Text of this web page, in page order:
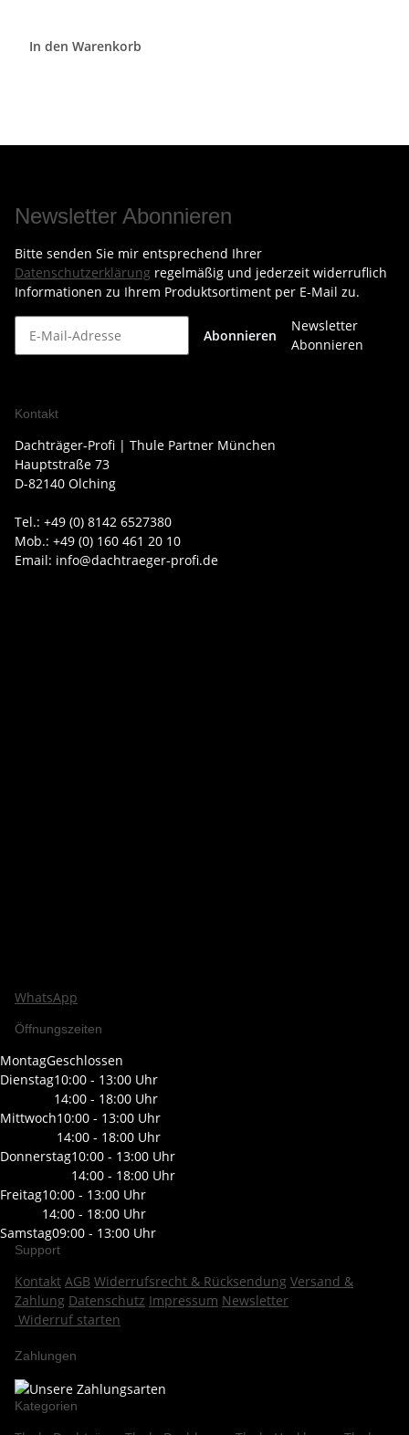
In den Warenkorb
Newsletter Abonnieren
Bitte senden Sie mir entsprechend Ihrer
Datenschutzerklärung regelmäßig und jederzeit widerruflich
Informationen zu Ihrem Produktsortiment per E-Mail zu.
Abonnieren
Newsletter
Abonnieren
Kontakt
Dachträger-Profi | Thule Partner München
Hauptstraße 73
D-82140 Olching
Tel.: +49 (0) 8142 6527380
Mob.: +49 (0) 160 461 20 10
Email: info@dachtraeger-profi.de
WhatsApp
Öffnungszeiten
MontagGeschlossen
Dienstag10:00 - 13:00 Uhr
14:00 - 18:00 Uhr
Mittwoch10:00 - 13:00 Uhr
14:00 - 18:00 Uhr
Donnerstag10:00 - 13:00 Uhr
14:00 - 18:00 Uhr
Freitag10:00 - 13:00 Uhr
14:00 - 18:00 Uhr
Samstag09:00 - 13:00 Uhr
Support
Kontakt AGB Widerrufsrecht & Rücksendung Versand &
Zahlung Datenschutz Impressum Newsletter
Widerruf starten
Zahlungen
Kategorien